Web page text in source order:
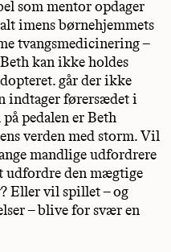
som mentor opdager
imens børnehjemmets
tvangsmedicinering –
kan ikke holdes
går der ikke
indtager førersædet i
pedalen er Beth
verden med storm. Vil
mandlige udfordrere
udfordre den mægtige
Eller vil spillet – og
– blive for svær en